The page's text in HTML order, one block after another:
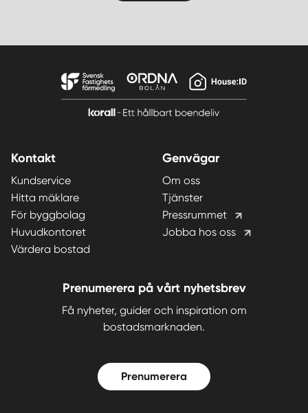
Kontakt
Kundservice
Hitta mäklare
För byggbolag
Huvudkontoret
Värdera bostad
Genvägar
Om oss
Tjänster
Pressrummet
Jobba hos oss
Prenumerera på vårt nyhetsbrev
Få nyheter, guider och inspiration om
bostadsmarknaden.
Prenumerera